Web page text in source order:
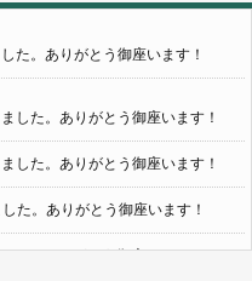
た。ありがとう御座います！
した。ありがとう御座います！
した。ありがとう御座います！
た。ありがとう御座います！
た。ありがとう御座います！